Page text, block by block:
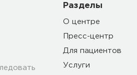
Разделы
О центре
Пресс-центр
Для пациентов
Услуги